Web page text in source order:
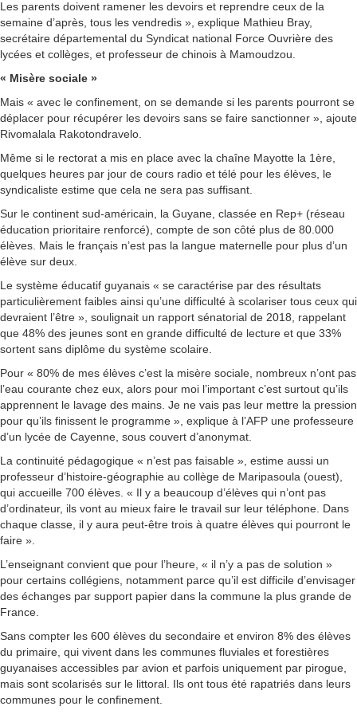
Les parents doivent ramener les devoirs et reprendre ceux de la
semaine d’après, tous les vendredis », explique Mathieu Bray,
secrétaire départemental du Syndicat national Force Ouvrière des
lycées et collèges, et professeur de chinois à Mamoudzou.
« Misère sociale »
Mais « avec le confinement, on se demande si les parents pourront se
déplacer pour récupérer les devoirs sans se faire sanctionner », ajoute
Rivomalala Rakotondravelo.
Même si le rectorat a mis en place avec la chaîne Mayotte la 1ère,
quelques heures par jour de cours radio et télé pour les élèves, le
syndicaliste estime que cela ne sera pas suffisant.
Sur le continent sud-américain, la Guyane, classée en Rep+ (réseau
éducation prioritaire renforcé), compte de son côté plus de 80.000
élèves. Mais le français n’est pas la langue maternelle pour plus d’un
élève sur deux.
Le système éducatif guyanais « se caractérise par des résultats
particulièrement faibles ainsi qu’une difficulté à scolariser tous ceux qui
devraient l’être », soulignait un rapport sénatorial de 2018, rappelant
que 48% des jeunes sont en grande difficulté de lecture et que 33%
sortent sans diplôme du système scolaire.
Pour « 80% de mes élèves c’est la misère sociale, nombreux n’ont pas
l’eau courante chez eux, alors pour moi l’important c’est surtout qu’ils
apprennent le lavage des mains. Je ne vais pas leur mettre la pression
pour qu’ils finissent le programme », explique à l’AFP une professeure
d’un lycée de Cayenne, sous couvert d’anonymat.
La continuité pédagogique « n’est pas faisable », estime aussi un
professeur d’histoire-géographie au collège de Maripasoula (ouest),
qui accueille 700 élèves. « Il y a beaucoup d’élèves qui n’ont pas
d’ordinateur, ils vont au mieux faire le travail sur leur téléphone. Dans
chaque classe, il y aura peut-être trois à quatre élèves qui pourront le
faire ».
L’enseignant convient que pour l’heure, « il n’y a pas de solution »
pour certains collégiens, notamment parce qu’il est difficile d’envisager
des échanges par support papier dans la commune la plus grande de
France.
Sans compter les 600 élèves du secondaire et environ 8% des élèves
du primaire, qui vivent dans les communes fluviales et forestières
guyanaises accessibles par avion et parfois uniquement par pirogue,
mais sont scolarisés sur le littoral. Ils ont tous été rapatriés dans leurs
communes pour le confinement.